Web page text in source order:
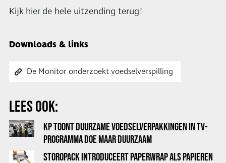
Kijk hier de hele uitzending terug!
Downloads & links
De Monitor onderzoekt voedselverspilling
LEES OOK:
KP TOONT DUURZAME VOEDSELVERPAKKINGEN IN TV-
PROGRAMMA DOE MAAR DUURZAAM
STOROPACK INTRODUCEERT PAPERWRAP ALS PAPIEREN